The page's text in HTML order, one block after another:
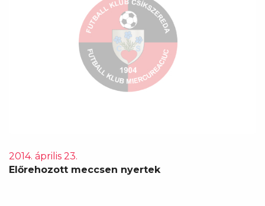
2014. április 23.
Előrehozott meccsen nyertek